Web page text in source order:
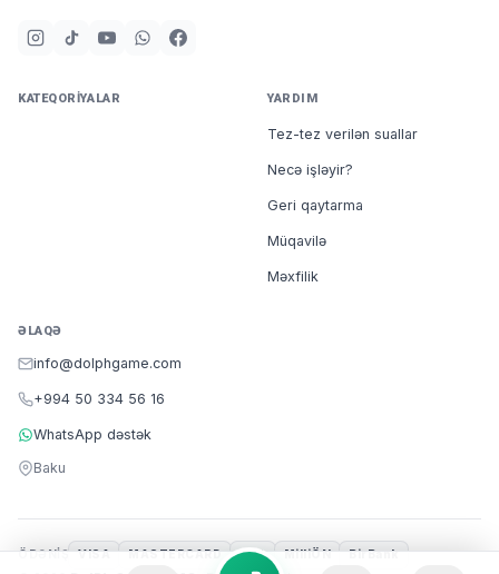
KATEQORIYALAR YARDIM
Tez-tez verilən suallar
Necə işləyir?
Geri qaytarma
Müqavilə
Məxfilik
ƏLAQƏ
info@dolphgame.com
+994 50 334 56 16
WhatsApp dəstək
Baku
ÖDƏNIŞ VISA MASTERCARD m10 MilliÖN BirBank